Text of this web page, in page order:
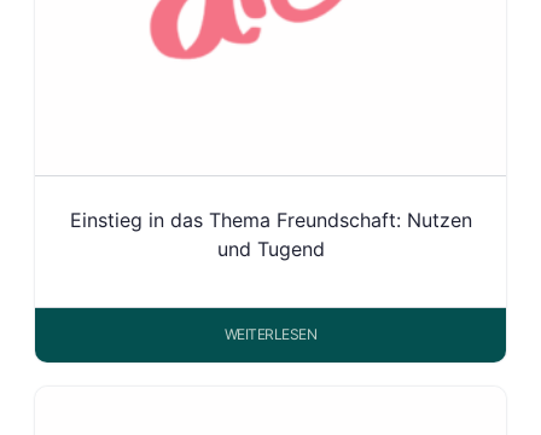
Einstieg in das Thema Freundschaft: Nutzen
und Tugend
WEITERLESEN